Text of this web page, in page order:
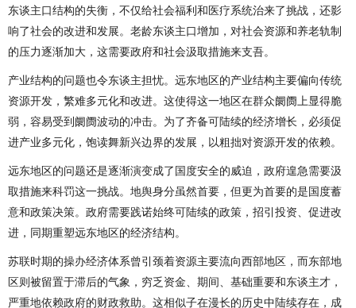
东谈主口结构的失衡，不仅给社会福利和医疗系统治来了挑战，还影
响了社会的改进和发展。老龄东谈主口增加，对社会资源和养老轨制
的压力逐渐加大，这需要政府和社会汲取措施来支吾。
产业结构的问题也令东谈主担忧。远东地区的产业结构主要偏向传统
资源开发，繁难多元化和改进。这使得这一地区在群众阛阓上显得脆
弱，容易受到阛阓波动的冲击。为了齐备可陆续的经济增长，必须促
进产业多元化，饱读舞新兴边界的发展，以粗拙对资源开发的依赖。
远东地区的问题还是逐渐演变成了国度安全的威迫，政府遑急需要汲
取措施来科罚这一挑战。地舆身分虽然首要，但更为首要的是国度蓄
意和政策决策。政府需要践诺始终可陆续的政策，招引投资、促进改
进，同期重塑远东地区的经济结构。
苏联时期的操办经济体系曾引颈着资源主要流向西部地区，而东部地
区则被留置于滞后的气象，穷乏资金、期间、基础重要和东谈主才，
严重地依赖政府的财政救助。这相似子在漫长的历史中陆续存在，成